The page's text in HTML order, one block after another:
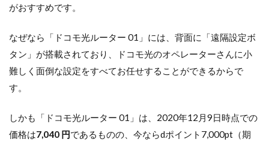
がおすすめです。
なぜなら「ドコモ光ルーター 01」には、背面に「遠隔設定ボ
タン」が搭載されており、ドコモ光のオペレーターさんに小
難しく面倒な設定をすべてお任せすることができるからで
す。
しかも「ドコモ光ルーター 01」は、2020年12月9日時点での
価格は7,040 円であるものの、今ならdポイント7,000pt（期